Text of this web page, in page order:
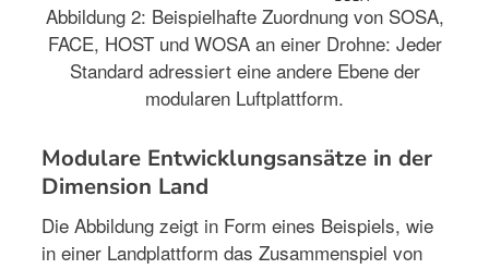
Abbildung 2: Beispielhafte Zuordnung von SOSA,
FACE, HOST und WOSA an einer Drohne: Jeder
Standard adressiert eine andere Ebene der
modularen Luftplattform.
Modulare Entwicklungsansätze in der
Dimension Land
Die Abbildung zeigt in Form eines Beispiels, wie
in einer Landplattform das Zusammenspiel von